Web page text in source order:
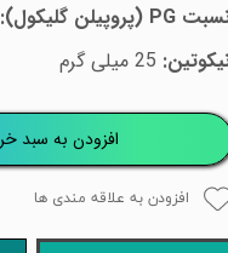
PG (پروپیلن گلیکول):
افزودن به سبد
افزودن به علاقه مندی ها